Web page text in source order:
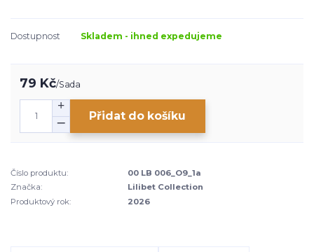
Dostupnost Skladem - ihned expedujeme
79 Kč/Sada
Přidat do košíku
Číslo produktu:
00 LB 006_O9_1a
Značka:
Lilibet Collection
Produktový rok:
2026